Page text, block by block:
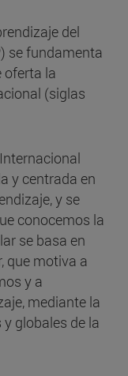
del
se fundamenta
oferta la
(siglas
y centrada en
y se
conocemos la
se basa en
que motiva a
y a
mediante la
globales de la